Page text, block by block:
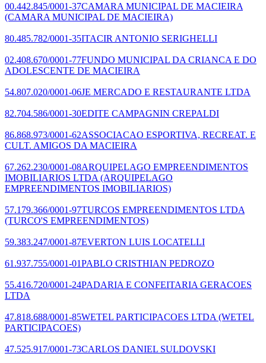
00.442.845/0001-37CAMARA MUNICIPAL DE MACIEIRA
(CAMARA MUNICIPAL DE MACIEIRA)
80.485.782/0001-35ITACIR ANTONIO SERIGHELLI
02.408.670/0001-77FUNDO MUNICIPAL DA CRIANCA E DO
ADOLESCENTE DE MACIEIRA
54.807.020/0001-06JE MERCADO E RESTAURANTE LTDA
82.704.586/0001-30EDITE CAMPAGNIN CREPALDI
86.868.973/0001-62ASSOCIACAO ESPORTIVA, RECREAT. E
CULT. AMIGOS DA MACIEIRA
67.262.230/0001-08ARQUIPELAGO EMPREENDIMENTOS
IMOBILIARIOS LTDA (ARQUIPELAGO
EMPREENDIMENTOS IMOBILIARIOS)
57.179.366/0001-97TURCOS EMPREENDIMENTOS LTDA
(TURCO'S EMPREENDIMENTOS)
59.383.247/0001-87EVERTON LUIS LOCATELLI
61.937.755/0001-01PABLO CRISTHIAN PEDROZO
55.416.720/0001-24PADARIA E CONFEITARIA GERACOES
LTDA
47.818.688/0001-85WETEL PARTICIPACOES LTDA (WETEL
PARTICIPACOES)
47.525.917/0001-73CARLOS DANIEL SULDOVSKI